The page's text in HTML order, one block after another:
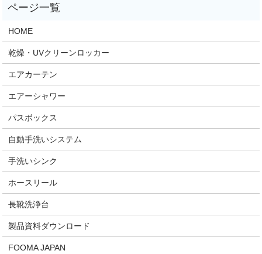
HOME
乾燥・UVクリーンロッカー
エアカーテン
エアーシャワー
パスボックス
自動手洗いシステム
手洗いシンク
ホースリール
長靴洗浄台
製品資料ダウンロード
FOOMA JAPAN